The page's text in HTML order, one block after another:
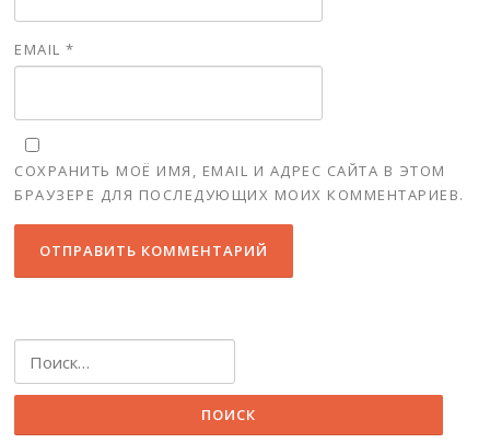
EMAIL*
СОХРАНИТЬ МОЁ ИМЯ, EMAIL И АДРЕС САЙТА В ЭТОМ
БРАУЗЕРЕ ДЛЯ ПОСЛЕДУЮЩИХ МОИХ КОММЕНТАРИЕВ.